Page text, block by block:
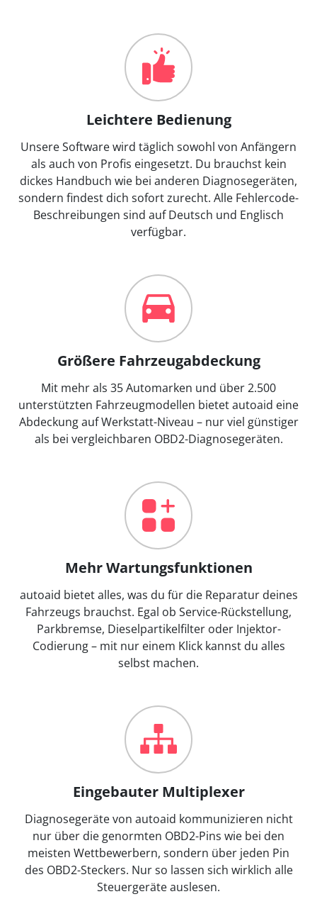
Leichtere Bedienung
Unsere Software wird täglich sowohl von Anfängern
als auch von Profis eingesetzt. Du brauchst kein
dickes Handbuch wie bei anderen Diagnosegeräten,
sondern findest dich sofort zurecht. Alle Fehlercode-
Beschreibungen sind auf Deutsch und Englisch
verfügbar.
Größere Fahrzeugabdeckung
Mit mehr als 35 Automarken und über 2.500
unterstützten Fahrzeugmodellen bietet autoaid eine
Abdeckung auf Werkstatt-Niveau – nur viel günstiger
als bei vergleichbaren OBD2-Diagnosegeräten.
Mehr Wartungsfunktionen
autoaid bietet alles, was du für die Reparatur deines
Fahrzeugs brauchst. Egal ob Service-Rückstellung,
Parkbremse, Dieselpartikelfilter oder Injektor-
Codierung – mit nur einem Klick kannst du alles
selbst machen.
Eingebauter Multiplexer
Diagnosegeräte von autoaid kommunizieren nicht
nur über die genormten OBD2-Pins wie bei den
meisten Wettbewerbern, sondern über jeden Pin
des OBD2-Steckers. Nur so lassen sich wirklich alle
Steuergeräte auslesen.